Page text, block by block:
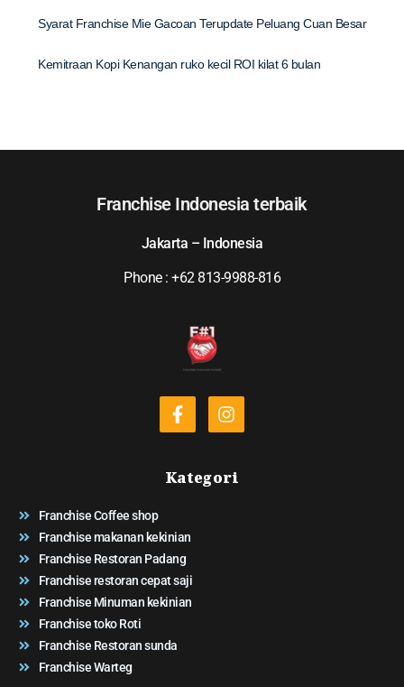
Syarat Franchise Mie Gacoan Terupdate Peluang Cuan Besar
Kemitraan Kopi Kenangan ruko kecil ROI kilat 6 bulan
Franchise Indonesia terbaik
Jakarta – Indonesia
Phone : +62 813-9988-816
Kategori
Franchise Coffee shop
Franchise makanan kekinian
Franchise Restoran Padang
Franchise restoran cepat saji
Franchise Minuman kekinian
Franchise toko Roti
Franchise Restoran sunda
Franchise Warteg